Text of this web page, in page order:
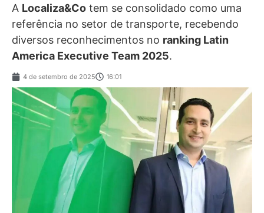
A Localiza&Co tem se consolidado como uma
referência no setor de transporte, recebendo
diversos reconhecimentos no ranking Latin
America Executive Team 2025.
4 de setembro de 2025 16:01